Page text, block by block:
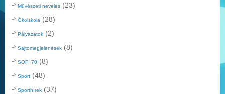
Művészeti nevelés (23)
Ökoiskola (28)
Pályázatok (2)
Sajtómegjelenések (8)
SOFI 70 (8)
Sport (48)
Sporthírek (37)